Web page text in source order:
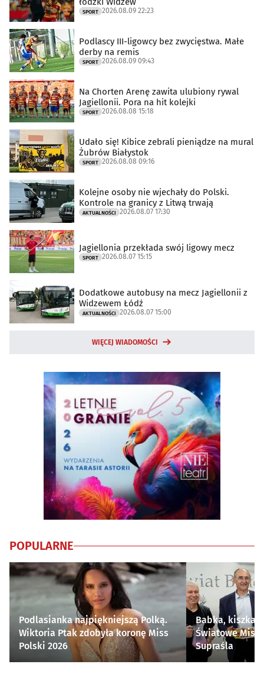
SPORT 2026.08.09 22:23
Podlascy III-ligowcy bez zwycięstwa. Małe
derby na remis
SPORT 2026.08.09 09:43
Na Chorten Arenę zawita ulubiony rywal
Jagiellonii. Pora na hit kolejki
SPORT 2026.08.08 15:18
Udało się! Kibice zebrali pieniądze na mural
Żubrów Białystok
SPORT 2026.08.08 09:16
Kolejne osoby nie wjechały do Polski.
Kontrole na granicy z Litwą trwają
AKTUALNOŚCI 2026.08.07 17:30
Jagiellonia przekłada swój ligowy mecz
SPORT 2026.08.07 15:15
Dodatkowe autobusy na mecz Jagiellonii z
Widzewem Łódź
AKTUALNOŚCI 2026.08.07 15:00
WIĘCEJ WIADOMOŚCI
POPULARNE
Podlasianka najpiękniejszą Polką.
Wiktoria Ptak zdobyła koronę Miss
Polski 2026
Babka, kiszka i
Światowe
Supraśla